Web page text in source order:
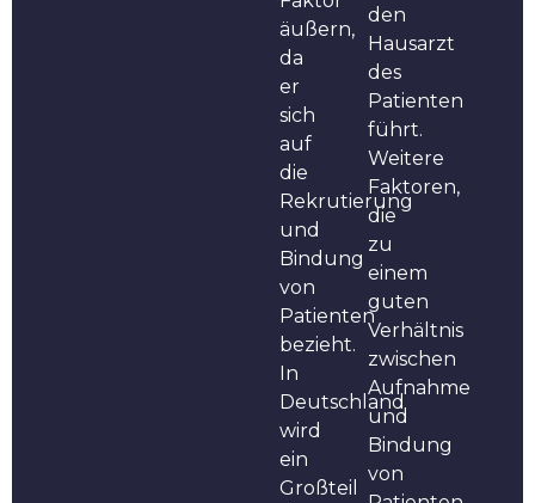
äußern,
da
er
sich
auf
die
Rekrutierung
und
Bindung
von
Patienten
bezieht.
In
Deutschland
wird
ein
Großteil
den
Hausarzt
des
Patienten
führt.
Weitere
Faktoren,
die
zu
einem
guten
Verhältnis
zwischen
Aufnahme
und
Bindung
von